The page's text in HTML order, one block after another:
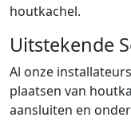
houtkachel.
Uitstekende
Al onze
plaatsen van
aansluiten en